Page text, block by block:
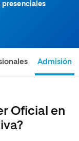
Admisión
Oficial en